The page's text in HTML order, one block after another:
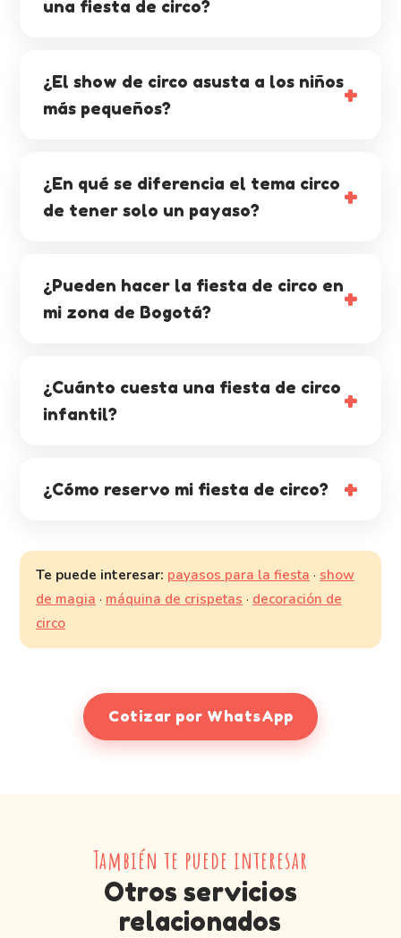
una fiesta de circo?
¿El show de circo asusta a los niños
más pequeños?
¿En qué se diferencia el tema circo
de tener solo un payaso?
¿Pueden hacer la fiesta de circo en
mi zona de Bogotá?
¿Cuánto cuesta una fiesta de circo
infantil?
¿Cómo reservo mi fiesta de circo?
Te puede interesar: payasos para la fiesta · show
de magia · máquina de crispetas · decoración de
circo
Cotizar por WhatsApp
También te puede interesar
Otros servicios
relacionados